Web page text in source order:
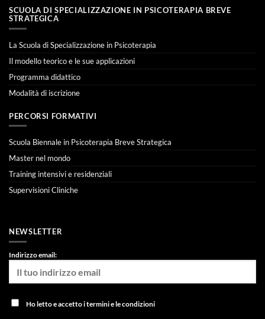
SCUOLA DI SPECIALIZZAZIONE IN PSICOTERAPIA BREVE
STRATEGICA
La Scuola di Specializzazione in Psicoterapia
Il modello teorico e le sue applicazioni
Programma didattico
Modalità di iscrizione
PERCORSI FORMATIVI
Scuola Biennale in Psicoterapia Breve Strategica
Master nel mondo
Training intensivi e residenziali
Supervisioni Cliniche
NEWSLETTER
Indirizzo email:
Ho letto e accetto i termini e le condizioni